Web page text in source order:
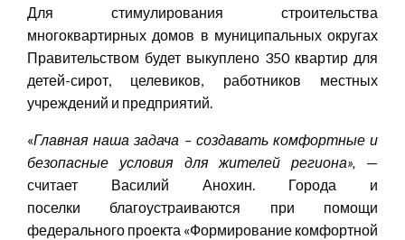
Для стимулирования строительства
многоквартирных домов в муниципальных округах
Правительством будет выкуплено 350 квартир для
детей-сирот, целевиков, работников местных
учреждений и предприятий.
«Главная наша задача – создавать комфортные и
безопасные условия для жителей региона», —
считает Василий Анохин. Города и
поселки благоустраиваются при помощи
федерального проекта «Формирование комфортной